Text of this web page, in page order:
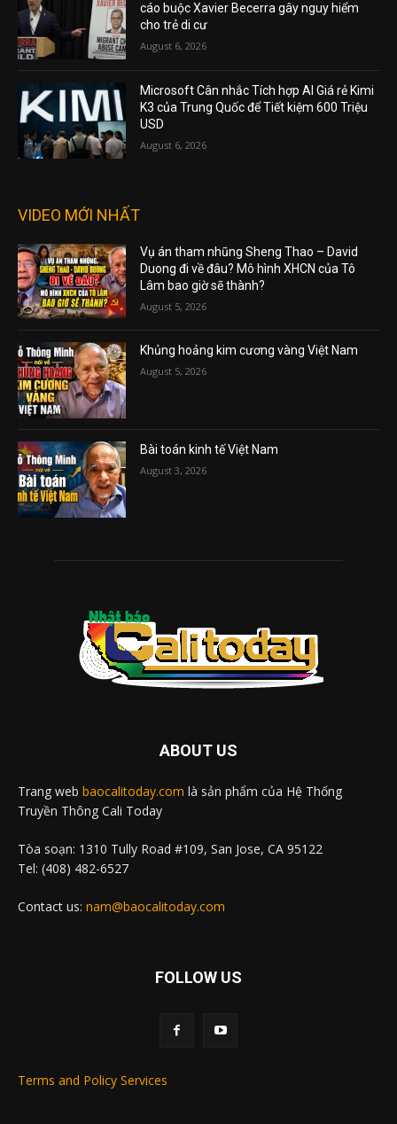
cáo buộc Xavier Becerra gây nguy hiểm
cho trẻ di cư
August 6, 2026
Microsoft Cân nhắc Tích hợp AI Giá rẻ Kimi
K3 của Trung Quốc để Tiết kiệm 600 Triệu
USD
August 6, 2026
VIDEO MỚI NHẤT
Vụ án tham nhũng Sheng Thao – David
Duong đi về đâu? Mô hình XHCN của Tô
Lâm bao giờ sẽ thành?
August 5, 2026
Khủng hoảng kim cương vàng Việt Nam
August 5, 2026
Bài toán kinh tế Việt Nam
August 3, 2026
ABOUT US
Trang web baocalitoday.com là sản phẩm của Hệ Thống
Truyền Thông Cali Today
Tòa soạn: 1310 Tully Road #109, San Jose, CA 95122
Tel: (408) 482-6527
Contact us: nam@baocalitoday.com
FOLLOW US
Terms and Policy Services